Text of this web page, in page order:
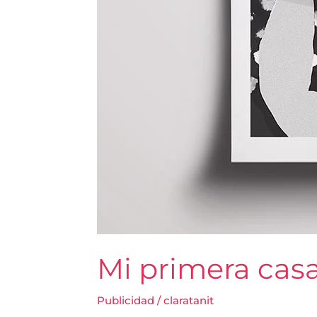
Mi primera
Publicidad /claratanit